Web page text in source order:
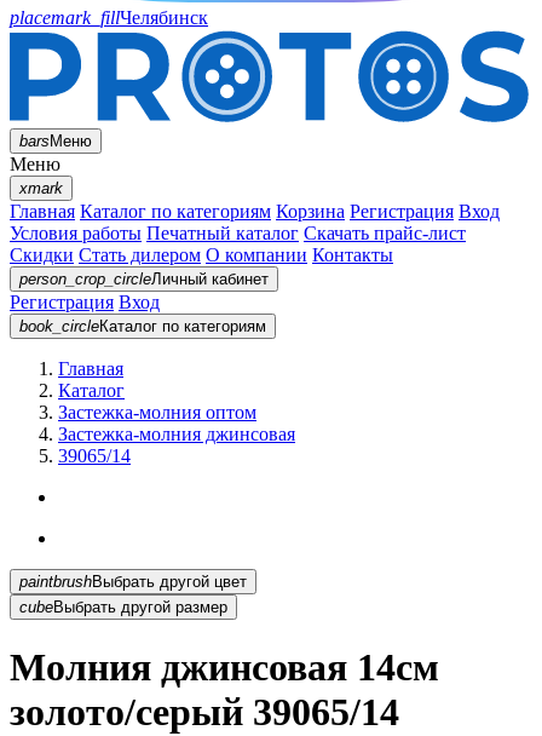
placemark_fillЧелябинск
barsМеню
Меню
xmark
Главная Каталог по категориям Корзина Регистрация Вход
Условия работы Печатный каталог Скачать прайс-лист
Скидки Стать дилером О компании Контакты
person_crop_circleЛичный кабинет
Регистрация Вход
book_circleКаталог по категориям
Главная
Каталог
Застежка-молния оптом
Застежка-молния джинсовая
39065/14
paintbrush
Выбрать другой цвет
cubeВыбрать другой размер
Молния джинсовая 14см
золото/серый 39065/14